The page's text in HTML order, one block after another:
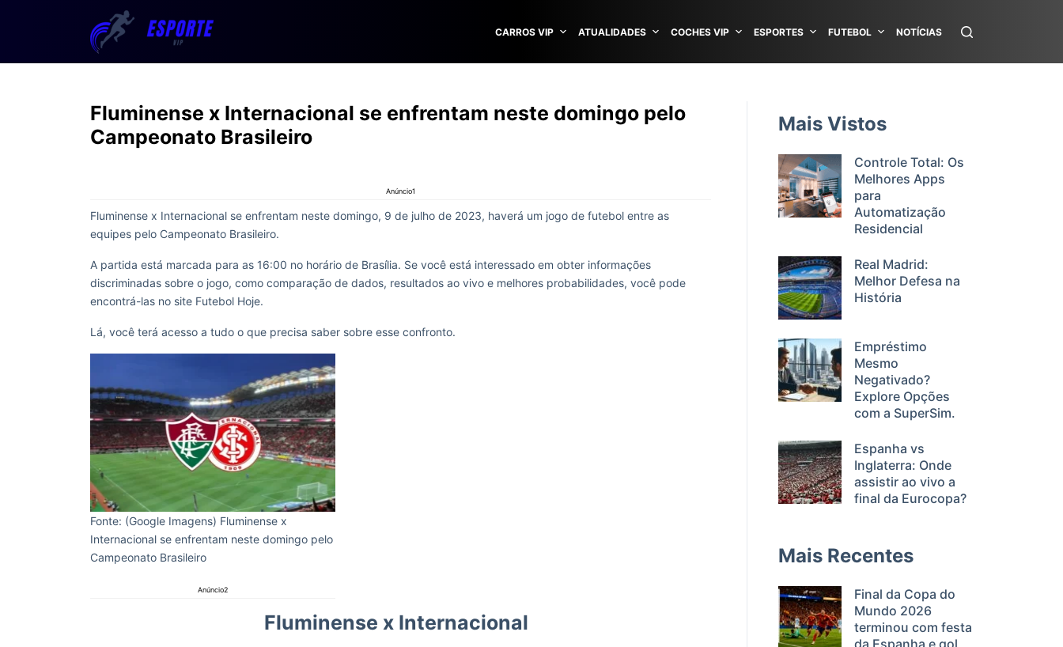
CARROS VIP ATUALIDADES COCHES VIP ESPORTES FUTEBOL NOTÍCIAS
Fluminense x Internacional se enfrentam neste domingo pelo
Campeonato Brasileiro
Anúncio1
Fluminense x Internacional se enfrentam neste domingo, 9 de julho de 2023, haverá um jogo de futebol entre as
equipes pelo Campeonato Brasileiro.
A partida está marcada para as 16:00 no horário de Brasília. Se você está interessado em obter informações
discriminadas sobre o jogo, como comparação de dados, resultados ao vivo e melhores probabilidades, você pode
encontrá-las no site Futebol Hoje.
Lá, você terá acesso a tudo o que precisa saber sobre esse confronto.
Fonte: (Google Imagens) Fluminense x
Internacional se enfrentam neste domingo pelo
Campeonato Brasileiro
Anúncio2
Fluminense x Internacional
Mais Vistos
Controle Total: Os
Melhores Apps
para
Automatização
Residencial
Real Madrid:
Melhor Defesa na
História
Empréstimo
Mesmo
Negativado?
Explore Opções
com a SuperSim.
Espanha vs
Inglaterra: Onde
assistir ao vivo a
final da Eurocopa?
Mais Recentes
Final da Copa do
Mundo 2026
terminou com festa
da Espanha e gol